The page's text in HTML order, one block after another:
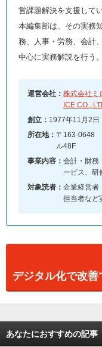
営課題解決を支援してい
本編集部は、その実務
務、人事・労務、会計
中心に実務解説を行う。
運営会社： 株式会社ミ
ICE CO.,
創立： 1977年11月2日
所在地： 〒163-0648
ル48F
事業内容： 会計・財務
ービス、研
対象読者： 企業経営者
担当者など
デジタル化で改
あなたにおすすめの記事